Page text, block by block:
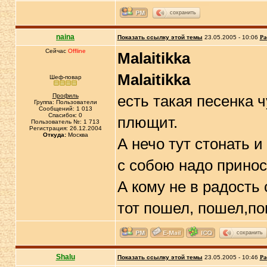
сохранить
naina Показать ссылку этой темы 23.05.2005 - 10:06
Сейчас Offline
Шеф-повар
Профиль
Группа: Пользователи
Сообщений: 1 013
Спасибок: 0
Пользователь №: 1 713
Регистрация: 26.12.2004
Откуда:Москва
Malaitikka
Malaitikka
есть такая песенка
плющит.
А нечо тут стонать
с собою надо
А кому не в радость
тот пошел,
сохранить
Shalu Показать ссылку этой темы 23.05.2005 - 10:46